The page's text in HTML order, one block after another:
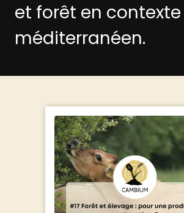
et forêt en contexte
méditerranéen.